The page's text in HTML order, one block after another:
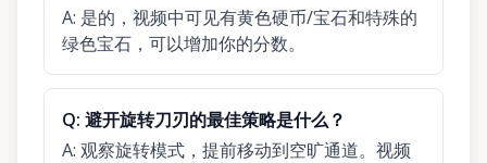
A: 是的，视频中可见有黄色硬币/宝石和特殊的
绿色宝石，可以增加你的分数。
Q: 避开旋转刀刃的最佳策略是什么？
A: 观察旋转模式，提前移动到空旷通道。视频